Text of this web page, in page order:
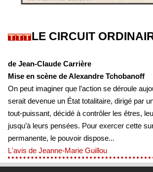
LE CIRCUIT
de Jean-Claude Carrière
Mise en scène de Alexandre Tchobanoff
On peut imaginer que l’action se déroule
serait devenue un État totalitaire, dirigé par
tout-puissant, décidé à contrôler les êtres,
jusqu’à leurs pensées. Pour exercer cette
permanente, le pouvoir dispose...
L'avis de Jeanne-Marie Guillou